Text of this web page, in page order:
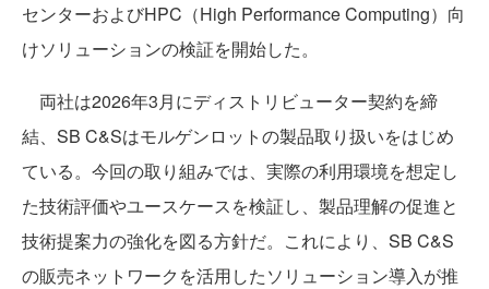
センターおよびHPC（High Performance Computing）向
けソリューションの検証を開始した。
両社は2026年3月にディストリビューター契約を締
結、SB C&Sはモルゲンロットの製品取り扱いをはじめ
ている。今回の取り組みでは、実際の利用環境を想定し
た技術評価やユースケースを検証し、製品理解の促進と
技術提案力の強化を図る方針だ。これにより、SB C&S
の販売ネットワークを活用したソリューション導入が推